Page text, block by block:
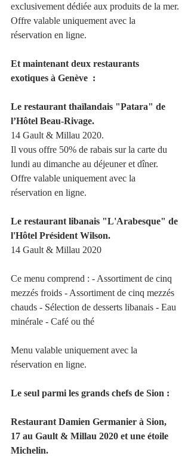
exclusivement dédiée aux produits de la mer.
Offre valable uniquement avec la
réservation en ligne.
Et maintenant deux restaurants
exotiques à Genève  :
Le restaurant thaïlandais "Patara" de
l’Hôtel Beau-Rivage.
14 Gault & Millau 2020.
Il vous offre 50% de rabais sur la carte du
lundi au dimanche au déjeuner et dîner.
Offre valable uniquement avec la
réservation en ligne.
Le restaurant libanais "L'Arabesque" de
l'Hôtel Président Wilson.
14 Gault & Millau 2020
Ce menu comprend : - Assortiment de cinq
mezzés froids - Assortiment de cinq mezzés
chauds - Sélection de desserts libanais - Eau
minérale - Café ou thé
Menu valable uniquement avec la
réservation en ligne.
Le seul parmi les grands chefs de Sion :
Restaurant Damien Germanier à Sion,
17 au Gault & Millau 2020 et une étoile
Michelin.